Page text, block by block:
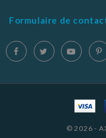
Formulaire de
© 2026 -